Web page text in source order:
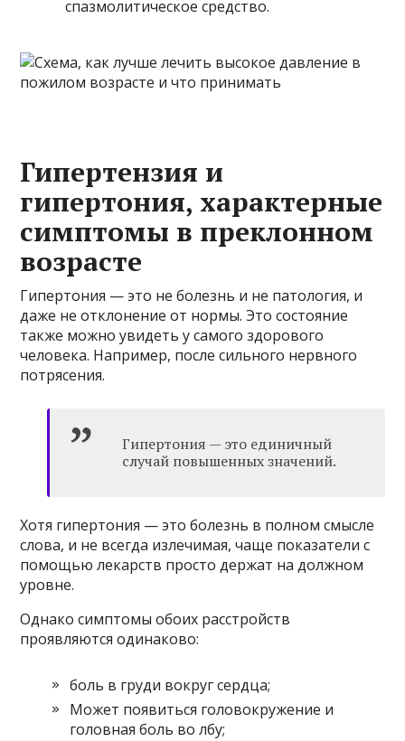
спазмолитическое средство.
Гипертензия и
гипертония, характерные
симптомы в преклонном
возрасте
Гипертония — это не болезнь и не патология, и
даже не отклонение от нормы. Это состояние
также можно увидеть у самого здорового
человека. Например, после сильного нервного
потрясения.
Гипертония — это единичный
случай повышенных значений.
Хотя гипертония — это болезнь в полном смысле
слова, и не всегда излечимая, чаще показатели с
помощью лекарств просто держат на должном
уровне.
Однако симптомы обоих расстройств
проявляются одинаково:
боль в груди вокруг сердца;
Может появиться головокружение и
головная боль во лбу;